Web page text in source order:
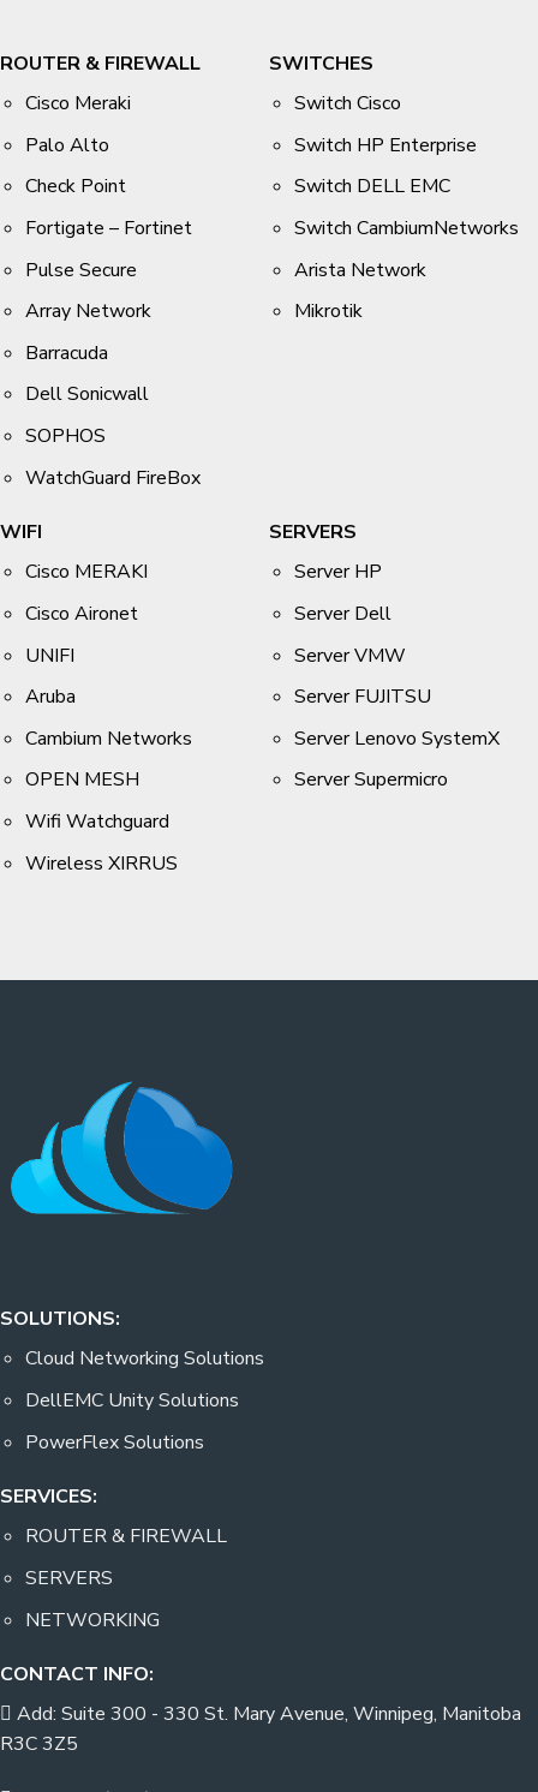
ROUTER & FIREWALL
Cisco Meraki
Palo Alto
Check Point
Fortigate – Fortinet
Pulse Secure
Array Network
Barracuda
Dell Sonicwall
SOPHOS
WatchGuard FireBox
SWITCHES
Switch Cisco
Switch HP Enterprise
Switch DELL EMC
Switch CambiumNetworks
Arista Network
Mikrotik
WIFI
Cisco MERAKI
Cisco Aironet
UNIFI
Aruba
Cambium Networks
OPEN MESH
Wifi Watchguard
Wireless XIRRUS
SERVERS
Server HP
Server Dell
Server VMW
Server FUJITSU
Server Lenovo SystemX
Server Supermicro
SOLUTIONS:
Cloud Networking Solutions
DellEMC Unity Solutions
PowerFlex Solutions
SERVICES:
ROUTER & FIREWALL
SERVERS
NETWORKING
CONTACT INFO:
Add: Suite 300 - 330 St. Mary Avenue, Winnipeg, Manitoba
R3C 3Z5